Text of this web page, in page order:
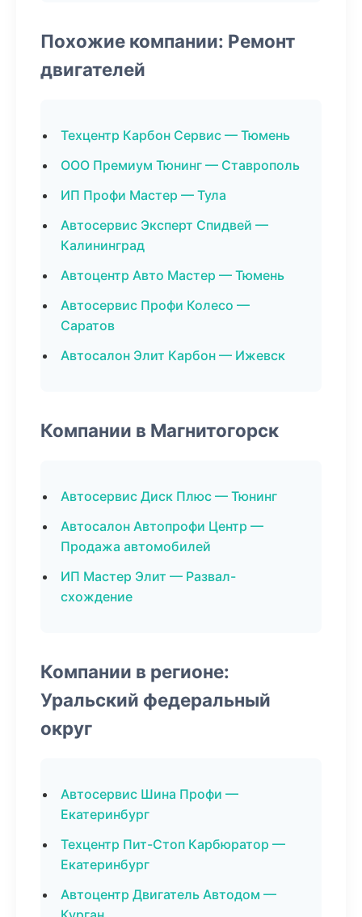
Похожие компании: Ремонт
двигателей
Техцентр Карбон Сервис — Тюмень
ООО Премиум Тюнинг — Ставрополь
ИП Профи Мастер — Тула
Автосервис Эксперт Спидвей —
Калининград
Автоцентр Авто Мастер — Тюмень
Автосервис Профи Колесо —
Саратов
Автосалон Элит Карбон — Ижевск
Компании в Магнитогорск
Автосервис Диск Плюс — Тюнинг
Автосалон Автопрофи Центр —
Продажа автомобилей
ИП Мастер Элит — Развал-
схождение
Компании в регионе:
Уральский федеральный
округ
Автосервис Шина Профи —
Екатеринбург
Техцентр Пит-Стоп Карбюратор —
Екатеринбург
Автоцентр Двигатель Автодом —